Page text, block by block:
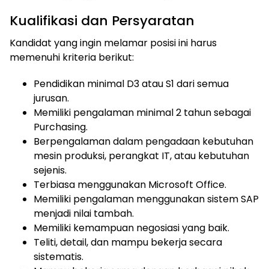
Kualifikasi dan Persyaratan
Kandidat yang ingin melamar posisi ini harus
memenuhi kriteria berikut:
Pendidikan minimal D3 atau S1 dari semua
jurusan.
Memiliki pengalaman minimal 2 tahun sebagai
Purchasing.
Berpengalaman dalam pengadaan kebutuhan
mesin produksi, perangkat IT, atau kebutuhan
sejenis.
Terbiasa menggunakan Microsoft Office.
Memiliki pengalaman menggunakan sistem SAP
menjadi nilai tambah.
Memiliki kemampuan negosiasi yang baik.
Teliti, detail, dan mampu bekerja secara
sistematis.